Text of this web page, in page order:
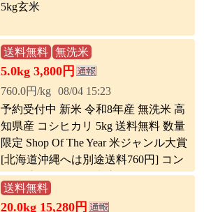
5kg玄米
送料無料 無洗米
5.0kg 3,800円
760.0円/kg 08/04 15:23
予約受付中 新米 令和8年産 無洗米 高
知県産 コシヒカリ 5kg 送料無料 数量
限定 Shop Of The Year 米ジャンル大賞
[北海道沖縄へは別途送料760円] コン
ビニ受取 コンビニ決済 後払い 可
送料無料
20.0kg 15,280円